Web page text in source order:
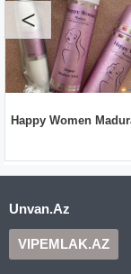
Unvan.Az
VIPEMLAK.AZ